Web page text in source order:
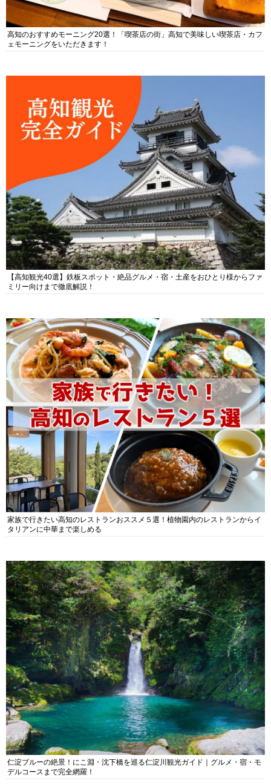
高知のおすすめモーニング20選！「喫茶店の街」高知で美味しい喫茶店・カフ
ェモーニングをいただきます！
【高知観光40選】鉄板スポット・絶品グルメ・宿・土産をおひとり様からファ
ミリー向けまで徹底解説！
家族で行きたい高知のレストランおススメ５選！植物園内のレストランからイ
タリアンに中華まで楽しめる
仁淀ブルーの絶景！にこ淵・沈下橋を巡る仁淀川観光ガイド｜グルメ・宿・モ
デルコースまで完全網羅！